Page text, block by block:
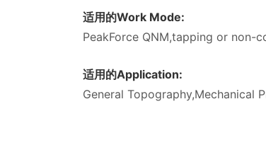
适用的Work Mode:
PeakForce QNM,tapping or non-
适用的Application:
General Topography,Mechanical